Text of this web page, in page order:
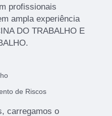
profissionais
ampla experiência
DO TRABALHO E
de Riscos
carregamos o